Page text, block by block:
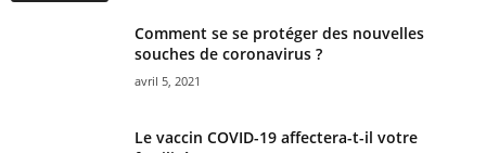
Comment se se protéger des nouvelles
souches de coronavirus ?
avril 5, 2021
Le vaccin COVID-19 affectera-t-il votre